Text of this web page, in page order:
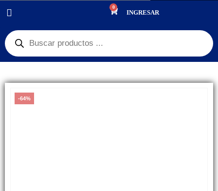
0
INGRESAR
GRAN REMATE, $150 PESOS
-64%